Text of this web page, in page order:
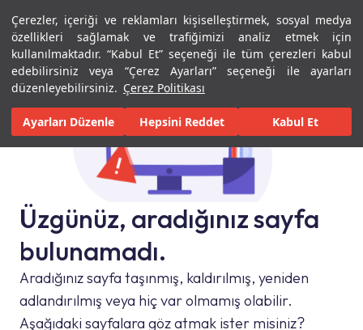
Çerezler, içeriği ve reklamları kişiselleştirmek, sosyal medya
özellikleri sağlamak ve trafiğimizi analiz etmek için
kullanılmaktadır. “Kabul Et” seçeneği ile tüm çerezleri kabul
edebilirsiniz veya “Çerez Ayarları” seçeneği ile ayarları
düzenleyebilirsiniz. Çerez Politikası
Ayarları Düzenle Hepsini Reddet Kabul Et
Menü Menü
Üzgünüz, aradığınız sayfa
bulunamadı.
Aradığınız sayfa taşınmış, kaldırılmış, yeniden
adlandırılmış veya hiç var olmamış olabilir.
Aşağıdaki sayfalara göz atmak ister misiniz?